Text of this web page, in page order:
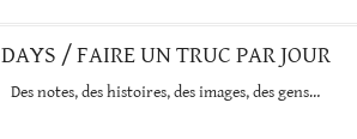
DAYS / FAIRE UN TRUC PAR JOUR
Des notes, des histoires, des images, des gens…